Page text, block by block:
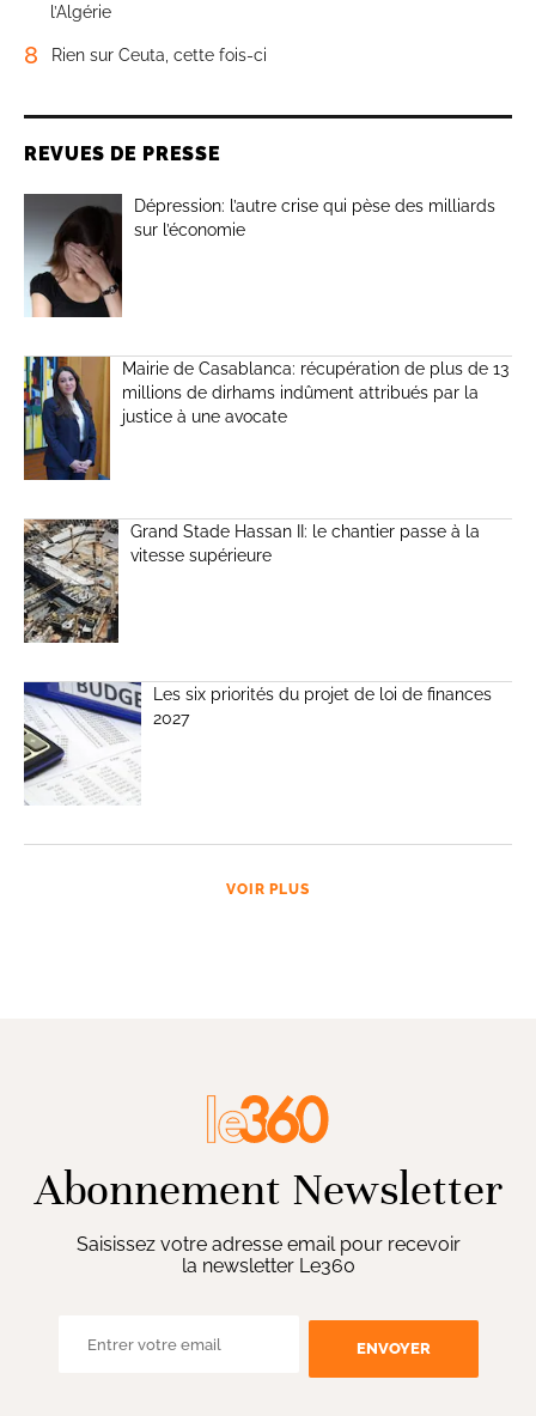
l’Algérie
8 Rien sur Ceuta, cette fois-ci
REVUES DE PRESSE
Dépression: l’autre crise qui pèse des milliards
sur l’économie
Mairie de Casablanca: récupération de plus de 13
millions de dirhams indûment attribués par la
justice à une avocate
Grand Stade Hassan II: le chantier passe à la
vitesse supérieure
Les six priorités du projet de loi de finances
2027
VOIR PLUS
Abonnement Newsletter
Saisissez votre adresse email pour recevoir
la newsletter Le360
ENVOYER